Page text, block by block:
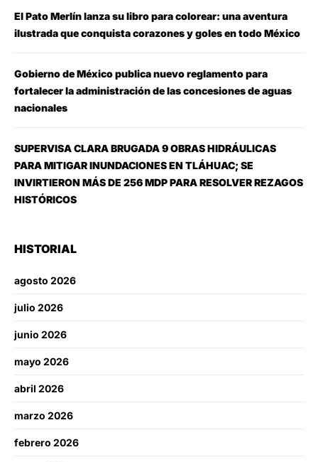
El Pato Merlín lanza su libro para colorear: una aventura
ilustrada que conquista corazones y goles en todo México
Gobierno de México publica nuevo reglamento para
fortalecer la administración de las concesiones de aguas
nacionales
SUPERVISA CLARA BRUGADA 9 OBRAS HIDRÁULICAS
PARA MITIGAR INUNDACIONES EN TLÁHUAC; SE
INVIRTIERON MÁS DE 256 MDP PARA RESOLVER REZAGOS
HISTÓRICOS
HISTORIAL
agosto 2026
julio 2026
junio 2026
mayo 2026
abril 2026
marzo 2026
febrero 2026